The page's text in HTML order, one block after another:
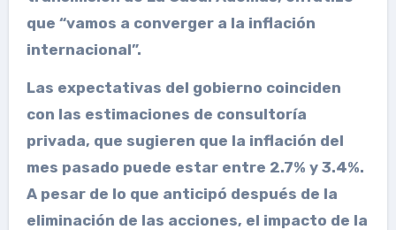
que “vamos a converger a la inflación
internacional”.
Las expectativas del gobierno coinciden
con las estimaciones de consultoría
privada, que sugieren que la inflación del
mes pasado puede estar entre 2.7% y 3.4%.
A pesar de lo que anticipó después de la
eliminación de las acciones, el impacto de la